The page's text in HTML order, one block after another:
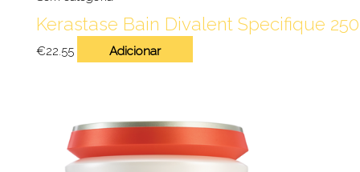
Kerastase Bain Divalent Specifique
€22.55 Adicionar